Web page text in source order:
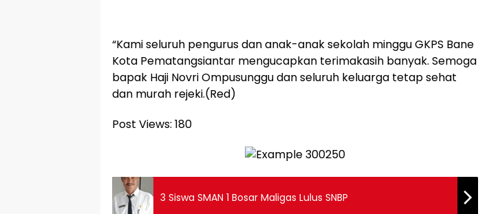
“Kami seluruh pengurus dan anak-anak sekolah minggu GKPS Bane
Kota Pematangsiantar mengucapkan terimakasih banyak. Semoga
bapak Haji Novri Ompusunggu dan seluruh keluarga tetap sehat
dan murah rejeki.(Red)
Post Views: 180
3 Siswa SMAN 1 Bosar Maligas Lulus SNBP